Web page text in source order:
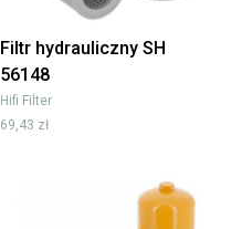
Filtr hydrauliczny SH
56148
Hifi Filter
69,43 zł